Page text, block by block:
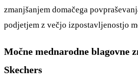
zmanjšanjem domačega
podjetjem z večjo izpostavljenostjo
Močne mednarodne blagovne
Skechers